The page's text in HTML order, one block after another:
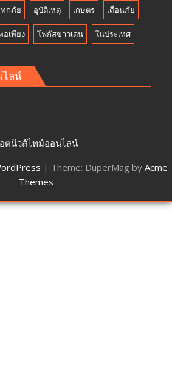
กภัย อุบัติเหตุ เกษตร เตือนภัย
อเพียง โฟกัสข่าวเด่น ในประเทศ
ไลน์
ตนิวส์ไทม์ออนไลน์
| Theme: DuperMag by Acme
Themes